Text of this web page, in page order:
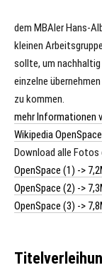
dem MBAler Hans-
kleinen
sollte, um
einzelne
zu kommen.
mehr Informationen
Wikipedia OpenSpace
Download alle Fotos
OpenSpace (1) ->
OpenSpace (2) ->
OpenSpace (3) ->